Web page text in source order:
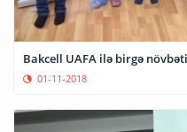
Bakcell UAFA ilə birgə
01-11-2018